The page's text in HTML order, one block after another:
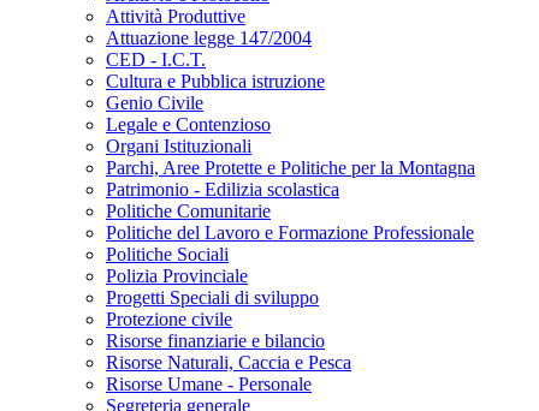
Attività Produttive
Attuazione legge 147/2004
CED - I.C.T.
Cultura e Pubblica istruzione
Genio Civile
Legale e Contenzioso
Organi Istituzionali
Parchi, Aree Protette e Politiche per la Montagna
Patrimonio - Edilizia scolastica
Politiche Comunitarie
Politiche del Lavoro e Formazione Professionale
Politiche Sociali
Polizia Provinciale
Progetti Speciali di sviluppo
Protezione civile
Risorse finanziarie e bilancio
Risorse Naturali, Caccia e Pesca
Risorse Umane - Personale
Segreteria generale